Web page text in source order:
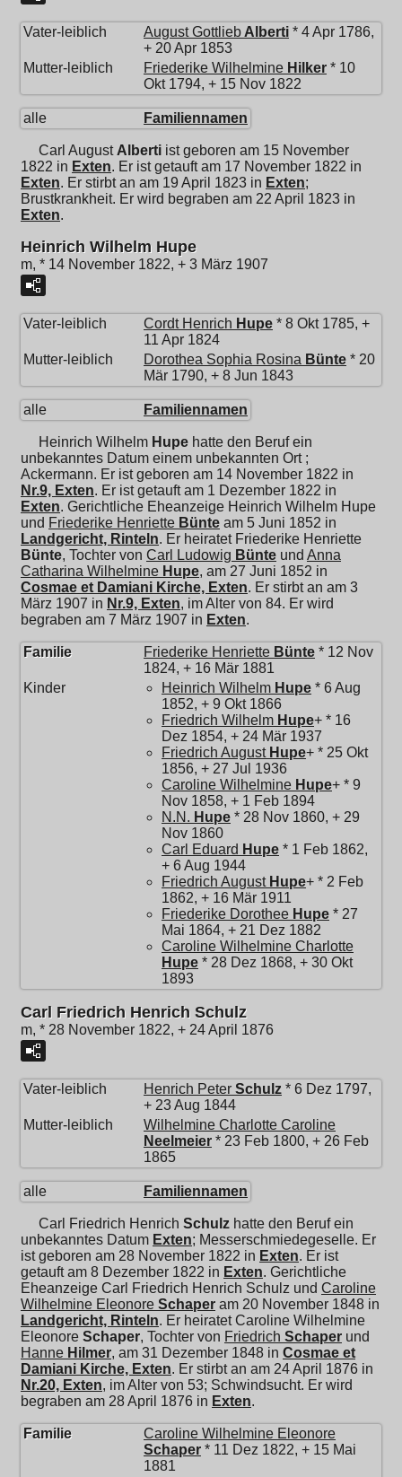
Vater-leiblich August Gottlieb Alberti * 4 Apr 1786,
+ 20 Apr 1853
Mutter-leiblich
Friederike Wilhelmine Hilker * 10
Okt 1794, + 15 Nov 1822
alle Familiennamen
Carl August Alberti ist geboren am 15 November
1822 in Exten. Er ist getauft am 17 November 1822 in
Exten. Er stirbt an am 19 April 1823 in Exten;
Brustkrankheit. Er wird begraben am 22 April 1823 in
Exten.
Heinrich Wilhelm Hupe
m, * 14 November 1822, + 3 März 1907
Vater-leiblich Cordt Henrich Hupe * 8 Okt 1785, +
11 Apr 1824
Mutter-leiblich
Dorothea Sophia Rosina Bünte * 20
Mär 1790, + 8 Jun 1843
alle Familiennamen
Heinrich Wilhelm Hupe hatte den Beruf ein
unbekanntes Datum einem unbekannten Ort ;
Ackermann. Er ist geboren am 14 November 1822 in
Nr.9, Exten. Er ist getauft am 1 Dezember 1822 in
Exten. Gerichtliche Eheanzeige Heinrich Wilhelm Hupe
und Friederike Henriette Bünte am 5 Juni 1852 in
Landgericht, Rinteln. Er heiratet Friederike Henriette
Bünte, Tochter von Carl Ludowig Bünte und Anna
Catharina Wilhelmine Hupe, am 27 Juni 1852 in
Cosmae et Damiani Kirche, Exten. Er stirbt an am 3
März 1907 in Nr.9, Exten, im Alter von 84. Er wird
begraben am 7 März 1907 in Exten.
Familie Friederike Henriette Bünte * 12 Nov
1824, + 16 Mär 1881
Kinder
Heinrich Wilhelm Hupe * 6 Aug
1852, + 9 Okt 1866
Friedrich Wilhelm Hupe+ * 16
Dez 1854, + 24 Mär 1937
Friedrich August Hupe+ * 25 Okt
1856, + 27 Jul 1936
Caroline Wilhelmine Hupe+ * 9
Nov 1858, + 1 Feb 1894
N.N. Hupe * 28 Nov 1860, + 29
Nov 1860
Carl Eduard Hupe * 1 Feb 1862,
+ 6 Aug 1944
Friedrich August Hupe+ * 2 Feb
1862, + 16 Mär 1911
Friederike Dorothee Hupe * 27
Mai 1864, + 21 Dez 1882
Caroline Wilhelmine Charlotte
Hupe * 28 Dez 1868, + 30 Okt
1893
Carl Friedrich Henrich Schulz
m, * 28 November 1822, + 24 April 1876
Vater-leiblich Henrich Peter Schulz * 6 Dez 1797,
+ 23 Aug 1844
Mutter-leiblich
Wilhelmine Charlotte Caroline
Neelmeier * 23 Feb 1800, + 26 Feb
1865
alle Familiennamen
Carl Friedrich Henrich Schulz hatte den Beruf ein
unbekanntes Datum Exten; Messerschmiedegeselle. Er
ist geboren am 28 November 1822 in Exten. Er ist
getauft am 8 Dezember 1822 in Exten. Gerichtliche
Eheanzeige Carl Friedrich Henrich Schulz und Caroline
Wilhelmine Eleonore Schaper am 20 November 1848 in
Landgericht, Rinteln. Er heiratetCaroline Wilhelmine
Eleonore Schaper, Tochter von Friedrich Schaper und
Hanne Hilmer, am 31 Dezember 1848 in Cosmae et
Damiani Kirche, Exten. Er stirbt an am 24 April 1876 in
Nr.20, Exten, im Alter von 53; Schwindsucht. Er wird
begraben am 28 April 1876 in Exten.
Familie
Caroline Wilhelmine Eleonore
Schaper * 11 Dez 1822, + 15 Mai
1881